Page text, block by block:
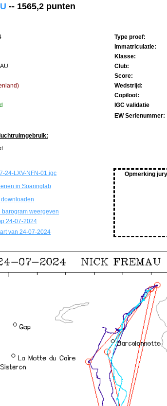
-- 1565,2 punten
Type proef:
Immatriculatie:
Klasse:
Club:
Score:
Wedstrijd:
Copiloot:
IGC validatie
EW Serienummer:
24-LXV-NFN-01.igc
Opmerking
in Soaringlab
downloaden
barogram weergeven
24-07-2024
van 24-07-2024